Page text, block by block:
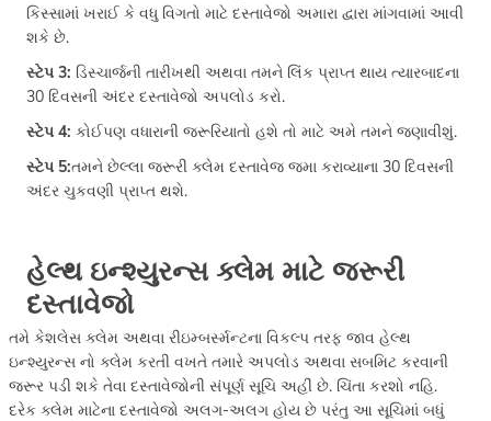
કિસ્સામાં ખરાઈ કે વધુ વિગતો માટે દસ્તાવેજો અમારા દ્વારા માંગવામાં આવી
શકે છે.
સ્ટેપ 3: ડિસ્ચાર્જની તારીખથી અથવા તમને લિંક પ્રાપ્ત થાય ત્યારબાદના
30 દિવસની અંદર દસ્તાવેજો અપલોડ કરો.
સ્ટેપ 4: કોઈપણ વધારાની જરૂરિયાતો હશે તો માટે અમે તમને જણાવીશું.
સ્ટેપ 5:તમને છેલ્લા જરૂરી ક્લેમ દસ્તાવેજ જમા કરાવ્યાના 30 દિવસની
અંદર ચુકવણી પ્રાપ્ત થશે.
હેલ્થ ઇન્શ્યુરન્સ ક્લેમ માટે જરૂરી
દસ્તાવેજો
તમે કેશલેસ ક્લેમ અથવા રીઇમ્બર્સ્મન્ટના વિકલ્પ તરફ જાવ હેલ્થ
ઇન્શ્યુરન્સ નો ક્લેમ કરતી વખતે તમારે અપલોડ અથવા સબમિટ કરવાની
જરૂર પડી શકે તેવા દસ્તાવેજોની સંપૂર્ણ સૂચિ અહીં છે. ચિંતા કરશો નહિ.
દરેક ક્લેમ માટેના દસ્તાવેજો અલગ-અલગ હોય છે પરંતુ આ સૂચિમાં બધું